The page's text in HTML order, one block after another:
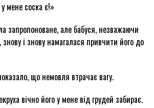
мене соска є!»
запропоноване, але бабуся, незважаючи
і знову намагалася привчити його до
що немовля втрачає вагу.
вічно його у мене від грудей забирає.